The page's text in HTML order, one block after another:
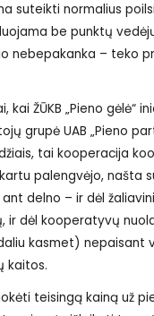
suteikti normalius
be punktų
nebepakanka – teko
kai ŽŪKB „Pieno gėlė“
grupė UAB „Pieno
tai kooperacija
palengvėjo, našta
delno – ir dėl
ir dėl kooperatyvų
kasmet) nepaisant
kaitos.
teisingą kainą už